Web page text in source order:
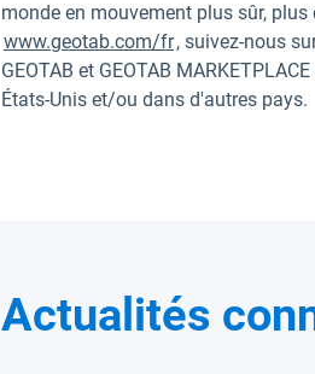
monde en mouvement plus sûr,
www.geotab.com/fr, suivez-nous
GEOTAB et GEOTAB
États-Unis et/ou dans d'autres pays.
Actualités